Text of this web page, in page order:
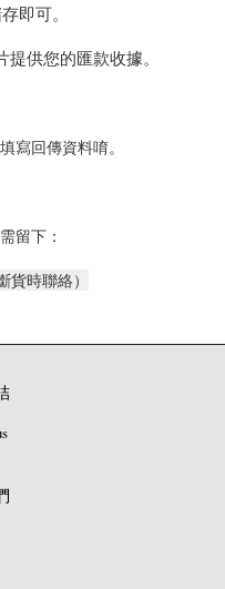
即可。
供您的匯款收據。
寫回傳資料唷。
留下：
時聯絡）